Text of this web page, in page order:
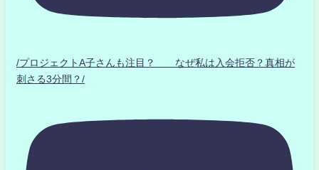
/プロジェクトA子さんも注目？ なぜ私は入会拒否？真相が
刺さる3分間？/